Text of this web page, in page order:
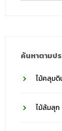
ค้นหาตามป
ไม้คลุมดิ
ไม้ล้มลุก